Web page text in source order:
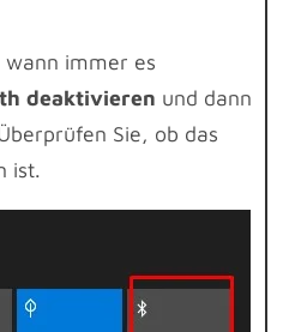
immer es
deaktivieren und dann
Sie, ob das
ist.